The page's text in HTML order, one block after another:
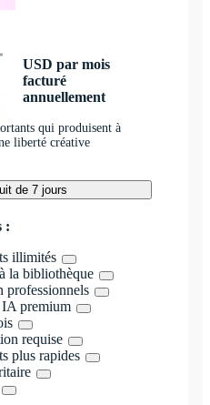
USD par mois
facturé
annuellement
qui produisent à
liberté créative
de 7 jours
:
illimités
la bibliothèque
professionnels
premium
requise
plus rapides